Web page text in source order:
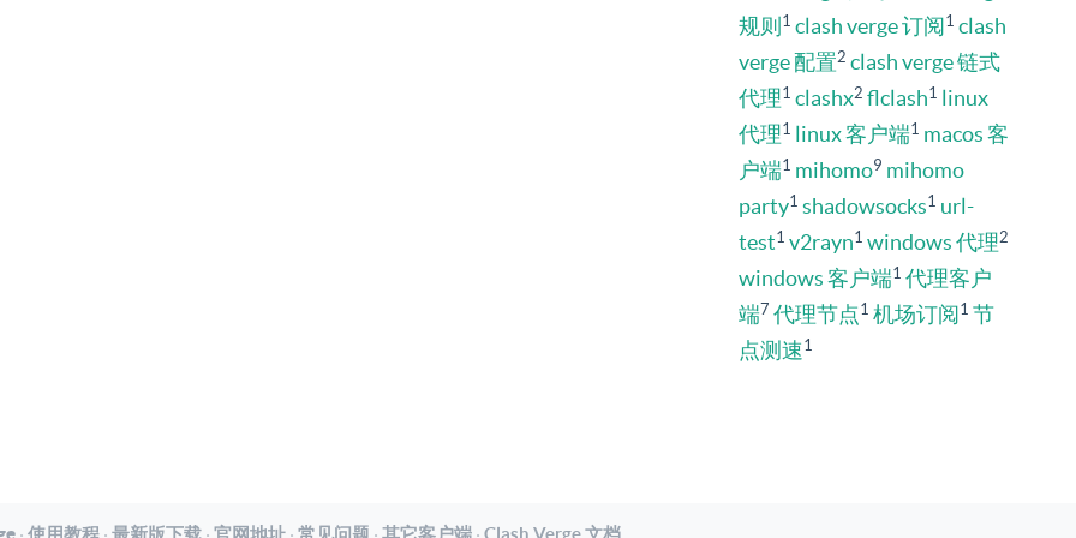
规则 1 clash verge 订阅1 clash
verge 配置2 clash verge 链式
代理1 clashx2 flclash1 linux
代理1 linux 客户端1 macos 客
户端1 mihomo9 mihomo
party1 shadowsocks1 url-
test1 v2rayn1 windows 代理2
windows 客户端1 代理客户
端7 代理节点1 机场订阅1 节
点测速1
· 使用教程· 最新版下载· 官网地址· 常见问题 · 其它客户端· Clash Verge 文档